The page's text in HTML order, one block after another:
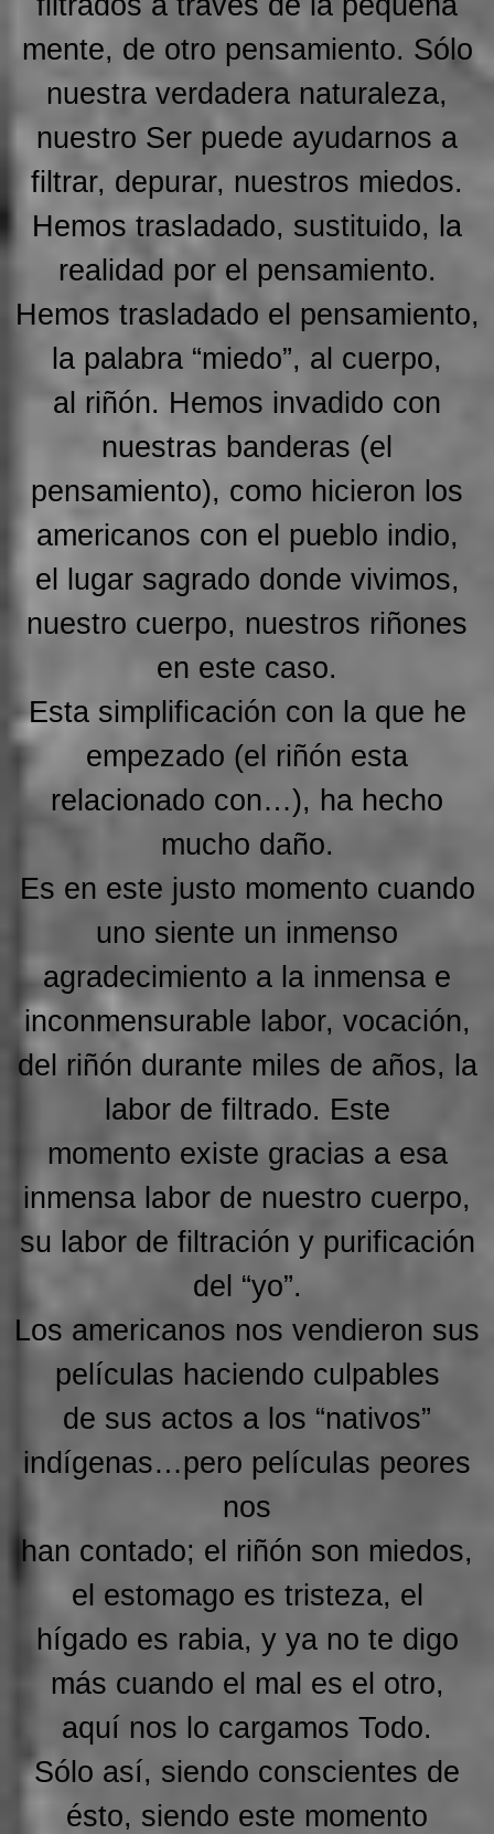
mente, de otro pensamiento. Sólo
nuestra verdadera naturaleza,
nuestro Ser puede ayudarnos a
filtrar, depurar, nuestros miedos.
Hemos trasladado, sustituido, la
realidad por el pensamiento.
Hemos trasladado el pensamiento,
la palabra “miedo”, al cuerpo,
al riñón. Hemos invadido con
nuestras banderas (el
pensamiento), como hicieron los
americanos con el pueblo indio,
el lugar sagrado donde vivimos,
nuestro cuerpo, nuestros riñones
en este caso.
Esta simplificación con la que he
empezado (el riñón esta
relacionado con…), ha hecho
mucho daño.
Es en este justo momento cuando
uno siente un inmenso
agradecimiento a la inmensa e
inconmensurable labor, vocación,
del riñón durante miles de años, la
labor de filtrado. Este
momento existe gracias a esa
inmensa labor de nuestro cuerpo,
su labor de filtración y purificación
del “yo”.
Los americanos nos vendieron sus
películas haciendo culpables
de sus actos a los “nativos”
indígenas…pero películas peores
nos
han contado; el riñón son miedos,
el estomago es tristeza, el
hígado es rabia, y ya no te digo
más cuando el mal es el otro,
aquí nos lo cargamos Todo.
Sólo así, siendo conscientes de
ésto, siendo este momento